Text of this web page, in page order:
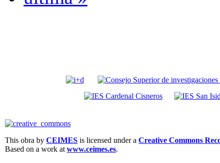
This obra by CEIMES is licensed under a Creative Commons
Based on a work at www.ceimes.es.